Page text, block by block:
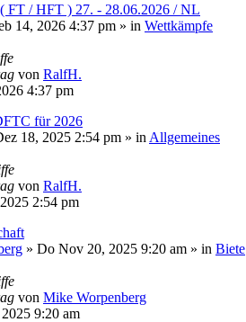
FT / HFT ) 27. - 28.06.2026 / NL
14, 2026 4:37 pm » in Wettkämpfe
von RalfH.
4:37 pm
für 2026
18, 2025 2:54 pm » in Allgemeines
von RalfH.
2:54 pm
» Do Nov 20, 2025 9:20 am » in Biete
von Mike Worpenberg
9:20 am